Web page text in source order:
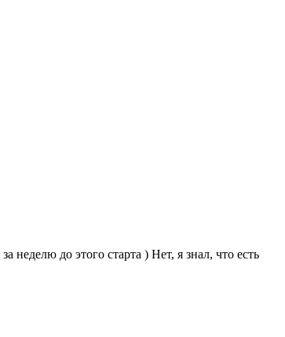
неделю до этого старта ) Нет, я знал, что есть